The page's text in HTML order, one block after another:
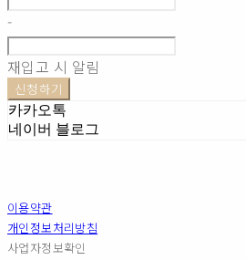
-
재입고 시 알림
신청하기
카카오톡
네이버 블로그
이용약관
개인정보처리방침
사업자정보확인